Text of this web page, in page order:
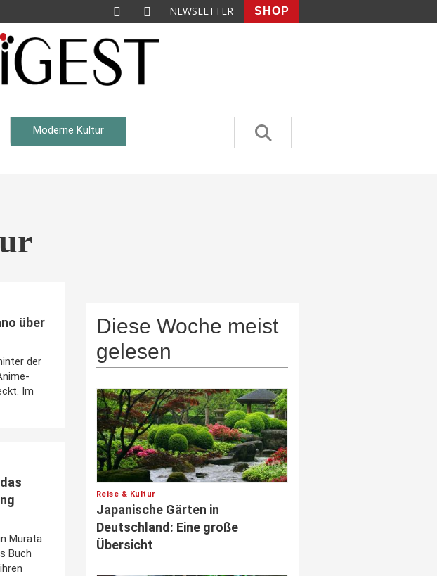
NEWSLETTER SHOP
Moderne Kultur
über
der
Im
Murata
Buch
Diese Woche meist
gelesen
Reise & Kultur
Japanische Gärten in
Deutschland: Eine große
Übersicht